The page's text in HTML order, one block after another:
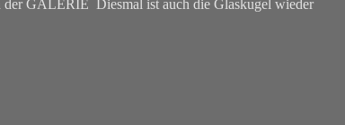
GALERIE Diesmal ist auch die Glaskugel wieder